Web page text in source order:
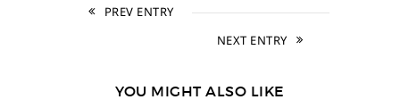
PREV ENTRY
NEXT ENTRY
YOU MIGHT ALSO LIKE